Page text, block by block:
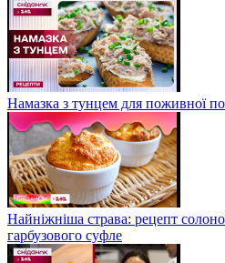
Намазка з тунцем для поживної
Найніжніша страва: рецепт
гарбузового суфле